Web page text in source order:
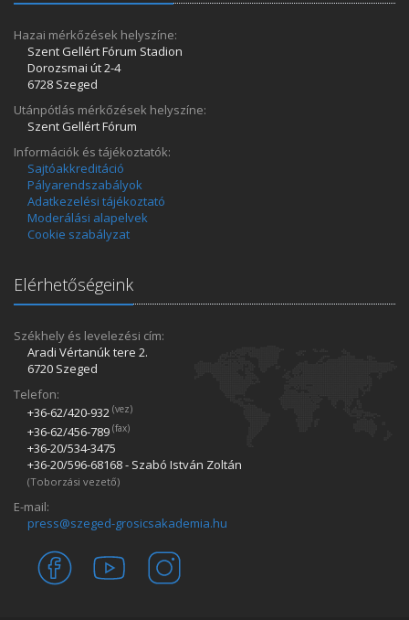
Hazai mérkőzések helyszíne:
Szent Gellért Fórum Stadion
Dorozsmai út 2-4
6728 Szeged
Utánpótlás mérkőzések helyszíne:
Szent Gellért Fórum
Információk és tájékoztatók:
Sajtóakkreditáció
Pályarendszabályok
Adatkezelési tájékoztató
Moderálási alapelvek
Cookie szabályzat
Elérhetőségeink
Székhely és levelezési cím:
Aradi Vértanúk tere 2.
6720 Szeged
Telefon:
+36-62/420­-932 (vez)
+36-62/456­-789 (fax)
+36-20/534­-3475
+36-20/596­-68168 - Szabó István Zoltán
(Toborzási vezető)
E-mail:
press@szeged-grosicsakademia.hu